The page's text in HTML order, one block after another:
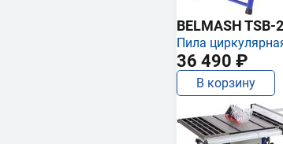
BELMASH TSB-
Пила
36 490 ₽
В корзину